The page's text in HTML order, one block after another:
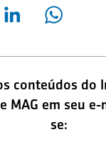
conteúdos do
MAG em seu
se: